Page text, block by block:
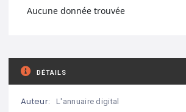
Aucune donnée trouvée
DÉTAILS
Auteur: L'annuaire digital